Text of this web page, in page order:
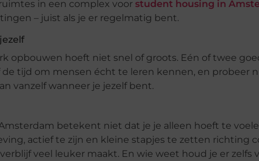
in een complex voor student housing in
– juist als je er regelmatig bent.
opbouwen hoeft niet snel of groots. Eén of twee
de tijd om mensen écht te leren kennen, en probeer
vanzelf wanneer je jezelf bent.
betekent niet dat je je alleen hoeft te
actief te zijn en kleine stapjes te zetten richting
veel leuker maakt. En wie weet houd je er zelfs